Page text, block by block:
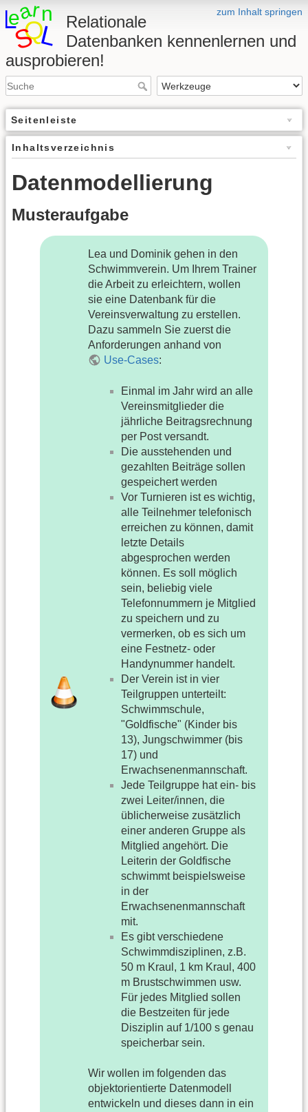
zum Inhalt springen
Relationale
Datenbanken kennenlernen und
ausprobieren!
Seitenleiste
Inhaltsverzeichnis
Datenmodellierung
Musteraufgabe
Lea und Dominik gehen in den
Schwimmverein. Um Ihrem Trainer
die Arbeit zu erleichtern, wollen
sie eine Datenbank für die
Vereinsverwaltung zu erstellen.
Dazu sammeln Sie zuerst die
Anforderungen anhand von
Use-Cases:
Einmal im Jahr wird an alle
Vereinsmitglieder die
jährliche Beitragsrechnung
per Post versandt.
Die ausstehenden und
gezahlten Beiträge sollen
gespeichert werden
Vor Turnieren ist es wichtig,
alle Teilnehmer telefonisch
erreichen zu können, damit
letzte Details
abgesprochen werden
können. Es soll möglich
sein, beliebig viele
Telefonnummern je Mitglied
zu speichern und zu
vermerken, ob es sich um
eine Festnetz- oder
Handynummer handelt.
Der Verein ist in vier
Teilgruppen unterteilt:
Schwimmschule,
"Goldfische" (Kinder bis
13), Jungschwimmer (bis
17) und
Erwachsenenmannschaft.
Jede Teilgruppe hat ein- bis
zwei Leiter/innen, die
üblicherweise zusätzlich
einer anderen Gruppe als
Mitglied angehört. Die
Leiterin der Goldfische
schwimmt beispielsweise
in der
Erwachsenenmannschaft
mit.
Es gibt verschiedene
Schwimmdisziplinen, z.B.
50 m Kraul, 1 km Kraul, 400
m Brustschwimmen usw.
Für jedes Mitglied sollen
die Bestzeiten für jede
Disziplin auf 1/100 s genau
speicherbar sein.
Wir wollen im folgenden das
objektorientierte Datenmodell
entwickeln und dieses dann in ein